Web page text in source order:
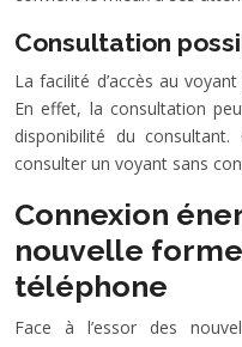
Consultation
La facilité d’accès au
En effet, la consultation
disponibilité du
consulter un voyant sans
Connexion
nouvelle
téléphone
Face à l’essor des